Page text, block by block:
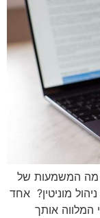
מה המשמעות של
מוניטין? אחד
המלווה אותך